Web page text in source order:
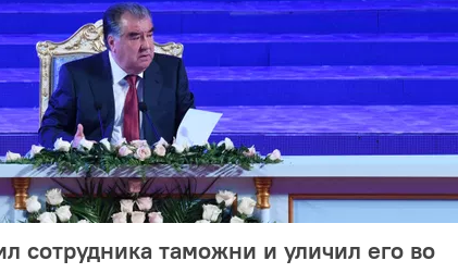
сотрудника таможни и уличил его во